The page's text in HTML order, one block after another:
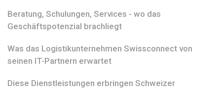
Beratung, Schulungen, Services - wo das
Geschäftspotenzial brachliegt
Was das Logistikunternehmen Swissconnect von
seinen IT-Partnern erwartet
Diese Dienstleistungen erbringen Schweizer